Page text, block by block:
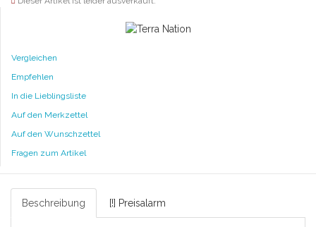
Vergleichen
Empfehlen
In die Lieblingsliste
Auf den Merkzettel
Auf den Wunschzettel
Fragen zum Artikel
Beschreibung [!] Preisalarm